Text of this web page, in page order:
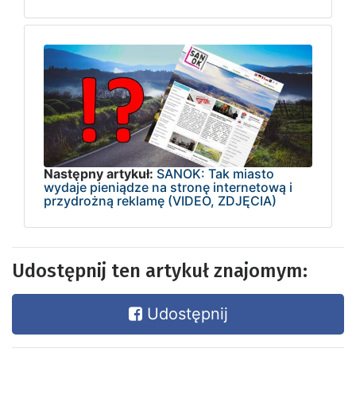
Następny artykuł: SANOK: Tak miasto
wydaje pieniądze na stronę internetową i
przydrożną reklamę (VIDEO, ZDJĘCIA)
Udostępnij ten artykuł znajomym:
Udostępnij